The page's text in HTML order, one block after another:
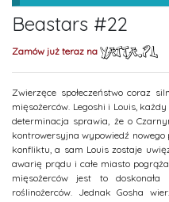
Beastars #22
Zamów już teraz na
Zwierzęce społeczeństwo coraz
mięsożerców. Legoshi i Louis,
determinacja sprawia, że o
kontrowersyjna wypowiedź
konfliktu, a sam Louis zostaje
awarię prądu i całe miasto
mięsożerców jest to
roślinożerców. Jednak Gosha